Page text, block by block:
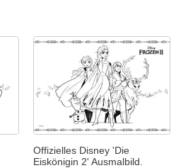
Offizielles Disney 'Die
Eiskönigin 2' Ausmalbild.